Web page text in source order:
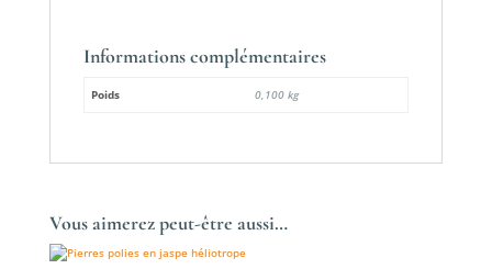
Informations complémentaires
Poids 0,100 kg
Vous aimerez peut-être aussi…